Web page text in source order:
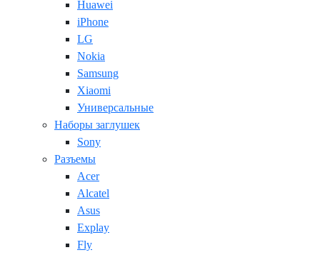
Huawei
iPhone
LG
Nokia
Samsung
Xiaomi
Универсальные
Наборы заглушек
Sony
Разъемы
Acer
Alcatel
Asus
Explay
Fly